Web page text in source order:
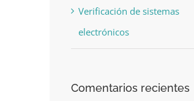
Verificación de sistemas
electrónicos
Comentarios recientes